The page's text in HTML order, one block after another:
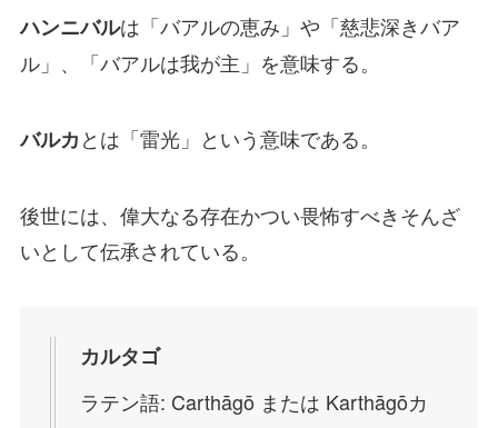
ハンニバルは「バアルの恵み」や「慈悲深きバア
ル」、「バアルは我が主」を意味する。
バルカとは「雷光」という意味である。
後世には、偉大なる存在かつい畏怖すべきそんざ
いとして伝承されている。
カルタゴ
ラテン語: Carthāgō または Karthāgōカ